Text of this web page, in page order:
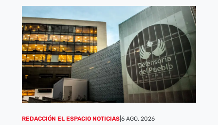
REDACCIÓN EL ESPACIO NOTICIAS| 6 AGO, 2026